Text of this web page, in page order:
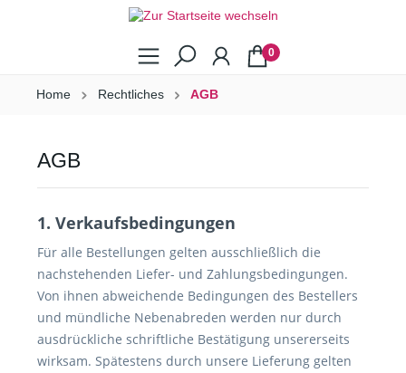
0
Home Rechtliches AGB
AGB
1. Verkaufsbedingungen
Für alle Bestellungen gelten ausschließlich die
nachstehenden Liefer- und Zahlungsbedingungen.
Von ihnen abweichende Bedingungen des Bestellers
und mündliche Nebenabreden werden nur durch
ausdrückliche schriftliche Bestätigung unsererseits
wirksam. Spätestens durch unsere Lieferung gelten